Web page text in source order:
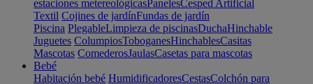
estaciones metereológicasPanelesCesped Artificial
Textil Cojines de jardínFundas de jardín
Piscina PlegableLimpieza de piscinasDuchaHinchable
Juguetes ColumpiosToboganesHinchablesCasitas
Mascotas ComederosJaulasCasetas para mascotas
Bebé
Habitación bebé HumidificadoresCestasColchón para